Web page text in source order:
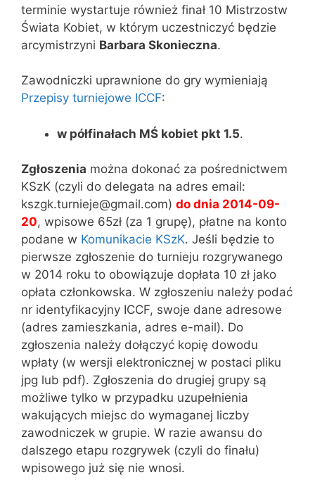
terminie wystartuje również finał 10 Mistrzostw
Świata Kobiet, w którym uczestniczyć będzie
arcymistrzyni Barbara Skonieczna.
Zawodniczki uprawnione do gry wymieniają
Przepisy turniejowe ICCF:
w półfinałach MŚ kobiet pkt 1.5.
Zgłoszenia można dokonać za pośrednictwem
KSzK (czyli do delegata na adres email:
kszgk.turnieje@gmail.com) do dnia 2014-09-
20, wpisowe 65zł (za 1 grupę), płatne na konto
podane w Komunikacie KSzK. Jeśli będzie to
pierwsze zgłoszenie do turnieju rozgrywanego
w 2014 roku to obowiązuje dopłata 10 zł jako
opłata członkowska. W zgłoszeniu należy podać
nr identyfikacyjny ICCF, swoje dane adresowe
(adres zamieszkania, adres e-mail). Do
zgłoszenia należy dołączyć kopię dowodu
wpłaty (w wersji elektronicznej w postaci pliku
jpg lub pdf). Zgłoszenia do drugiej grupy są
możliwe tylko w przypadku uzupełnienia
wakujących miejsc do wymaganej liczby
zawodniczek w grupie. W razie awansu do
dalszego etapu rozgrywek (czyli do finału)
wpisowego już się nie wnosi.